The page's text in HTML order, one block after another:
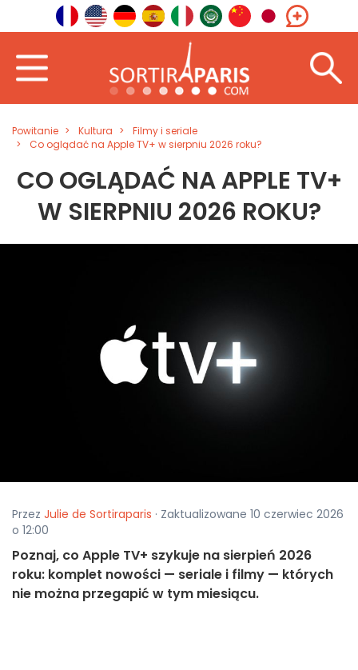
Powitanie Kultura
Filmy i seriale
Co oglądać na Apple TV+ w sierpniu 2026 roku?
CO OGLĄDAĆ NA APPLE TV+
W SIERPNIU 2026 ROKU?
Przez Julie de Sortiraparis · Zaktualizowane 10 czerwiec 2026
o 12:00
Poznaj, co Apple TV+ szykuje na sierpień 2026
roku: komplet nowości — seriale i filmy — których
nie można przegapić w tym miesiącu.